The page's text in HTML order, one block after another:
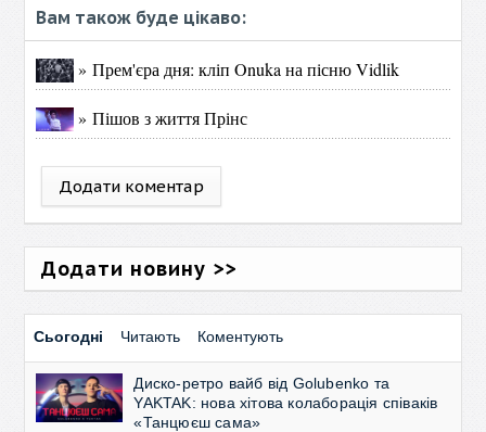
Вам також буде цікаво:
» Прем'єра дня: кліп Onuka на пісню Vidlik
» Пішов з життя Прінс
Додати коментар
Додати новину >>
Сьогодні Читають Коментують
Диско-ретро вайб від Golubenko та
YAKTAK: нова хітова колаборація співаків
«Танцюєш сама»